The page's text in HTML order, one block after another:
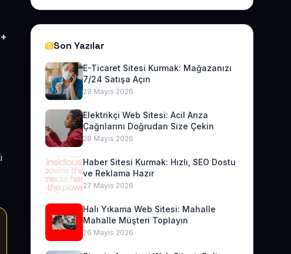
Son Yazılar
E-Ticaret Sitesi Kurmak: Mağazanızı
7/24 Satışa Açın
29 Mayıs 2026
Elektrikçi Web Sitesi: Acil Arıza
Çağrılarını Doğrudan Size Çekin
28 Mayıs 2026
Haber Sitesi Kurmak: Hızlı, SEO Dostu
ve Reklama Hazır
27 Mayıs 2026
Halı Yıkama Web Sitesi: Mahalle
Mahalle Müşteri Toplayın
26 Mayıs 2026